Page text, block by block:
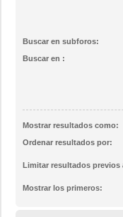
Buscar en subforos:
Buscar en :
Mostrar resultados como:
Ordenar resultados por:
Limitar resultados previos
Mostrar los primeros: